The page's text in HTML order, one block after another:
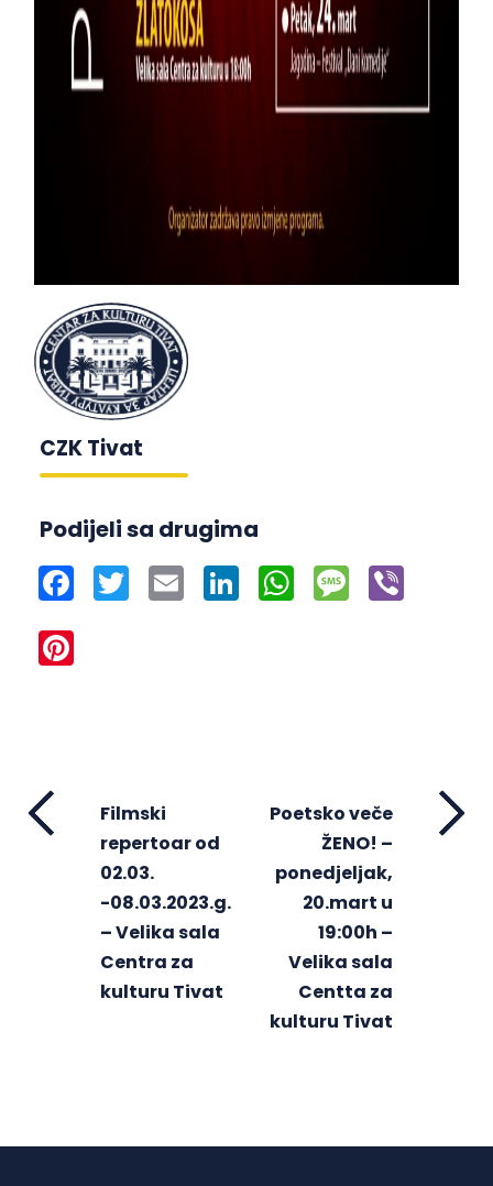
CZK Tivat
Podijeli sa drugima
Facebook
Twitter Email LinkedInWhatsApp
Message
Filmski
repertoar od
02.03.
-08.03.2023.g.
– Velika sala
Centra za
kulturu Tivat
Poetsko veče
ŽENO! –
ponedjeljak,
20.mart u
19:00h –
Velika sala
Centta za
kulturu Tivat